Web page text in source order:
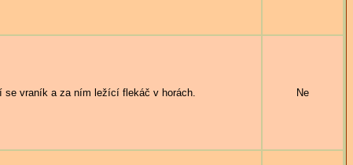
se vraník a za ním ležící flekáč v horách. Ne